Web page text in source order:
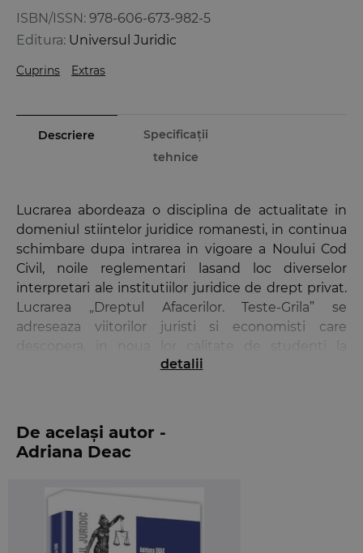
ISBN/ISSN: 978-606-673-982-5
Editura: Universul Juridic
Cuprins Extras
Descriere
Specificații
tehnice
Lucrarea abordeaza o disciplina de actualitate in
domeniul stiintelor juridice romanesti, in continua
schimbare dupa intrarea in vigoare a Noului Cod
Civil, noile reglementari lasand loc diverselor
interpretari ale institutiilor juridice de drept privat.
Lucrarea „Dreptul Afacerilor. Teste-Grila” se
adreseaza viitorilor juristi si economisti care
facultatile din domeniul juridic sau economic,
Lucrarea se doreste un real sprijin pentru studenti,
in incercarea lor de a intelege si de a acumula
aleasa deoarece modalitatea de examinare finala la
aceasta materie include si testele tip grila.
detalii
De același autor -
Adriana Deac